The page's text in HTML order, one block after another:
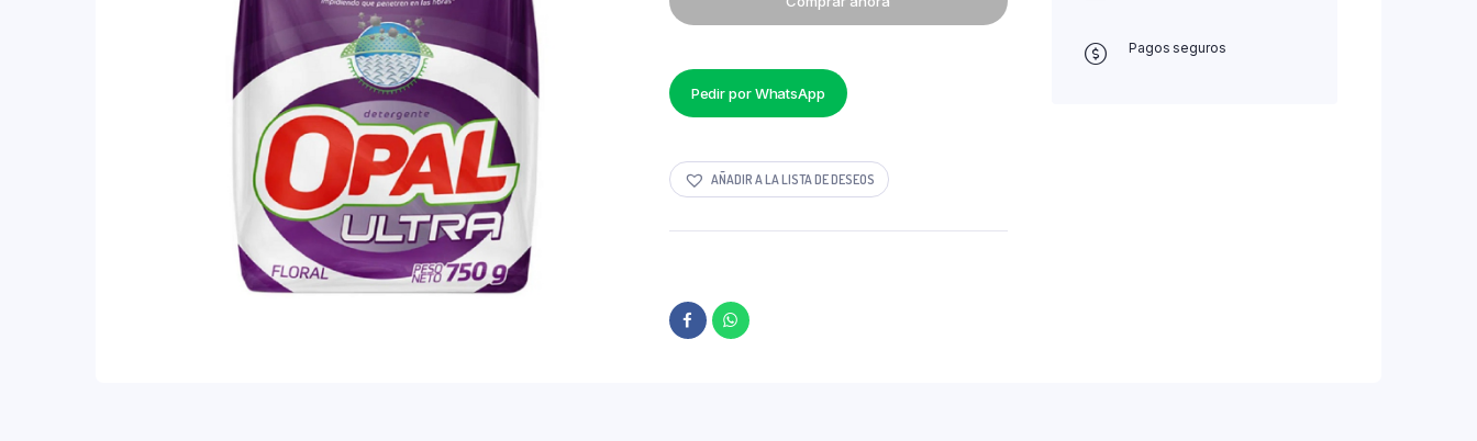
GR
quantity
Pedir por WhatsApp
AÑADIR A LA LISTA DE DESEOS
Pagos seguros